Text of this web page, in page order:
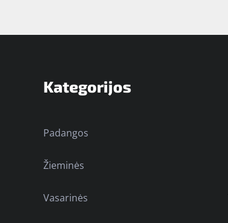
Kategorijos
Padangos
Žieminės
Vasarinės